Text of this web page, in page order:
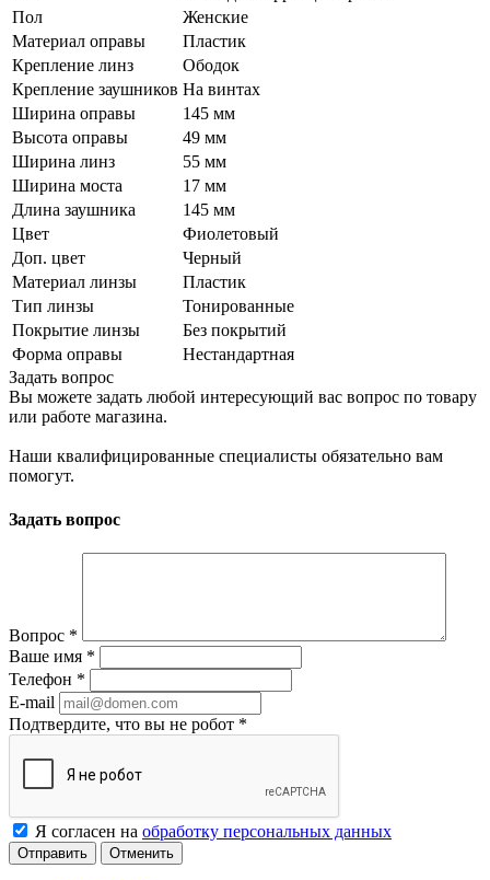
Пол
Женские
Материал оправы
Пластик
Крепление линз
Ободок
Крепление заушников На винтах
Ширина оправы
145 мм
Высота оправы
49 мм
Ширина линз
55 мм
Ширина моста
17 мм
Длина заушника
145 мм
Цвет
Фиолетовый
Доп. цвет
Черный
Материал линзы
Пластик
Тип линзы
Тонированные
Покрытие линзы
Без покрытий
Форма оправы
Нестандартная
Задать вопрос
Вы можете задать любой интересующий вас вопрос по товару
или работе магазина.
Наши квалифицированные специалисты обязательно вам
помогут.
Задать вопрос
Вопрос *
Ваше имя *
Телефон *
E-mail
Подтвердите, что вы не робот *
Я согласен на обработку персональных данных
Отменить